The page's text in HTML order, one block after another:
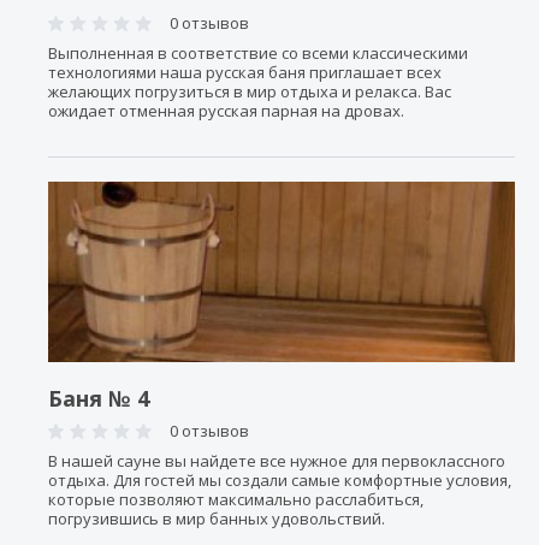
0 отзывов
Выполненная в соответствие со всеми классическими
технологиями наша русская баня приглашает всех
желающих погрузиться в мир отдыха и релакса. Вас
ожидает отменная русская парная на дровах.
Баня № 4
0 отзывов
В нашей сауне вы найдете все нужное для первоклассного
отдыха. Для гостей мы создали самые комфортные условия,
которые позволяют максимально расслабиться,
погрузившись в мир банных удовольствий.